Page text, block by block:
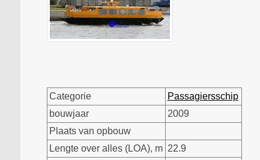
Categorie
Passagiersschip
bouwjaar
2009
Plaats van opbouw
Lengte over alles (LOA), m 22.9